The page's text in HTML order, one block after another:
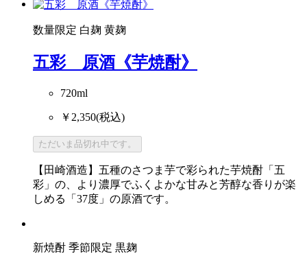
数量限定 白麹 黄麹
五彩 原酒《芋焼酎》
720ml
￥2,350(税込)
ただいま品切れ中です。
【田崎酒造】五種のさつま芋で彩られた芋焼酎「五
彩」の、より濃厚でふくよかな甘みと芳醇な香りが楽
しめる「37度」の原酒です。
新焼酎 季節限定 黒麹